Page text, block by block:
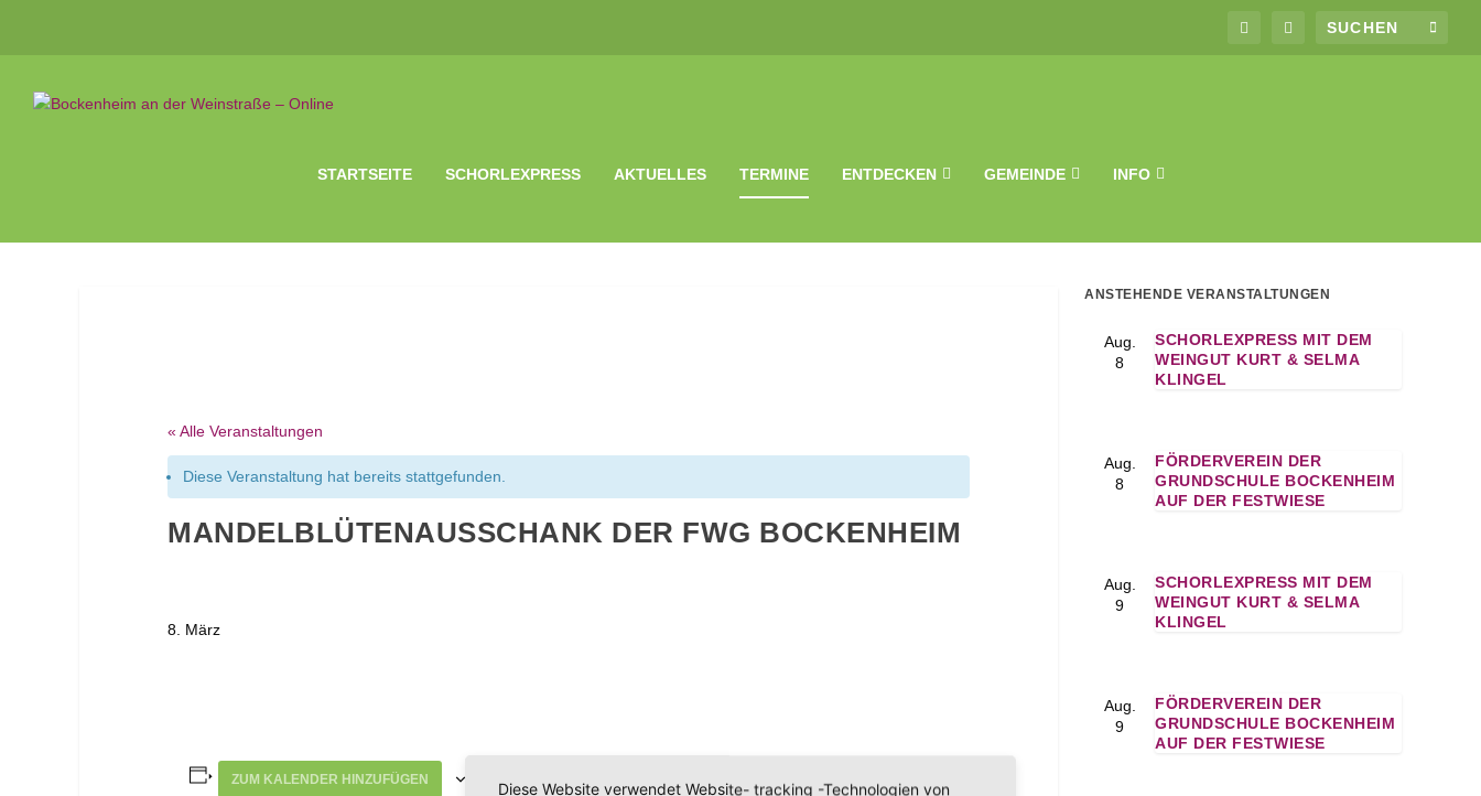
STARTSEITE SCHORLEXPRESS AKTUELLES TERMINE ENTDECKEN GEMEINDE INFO
« Alle Veranstaltungen
Diese Veranstaltung hat bereits stattgefunden.
MANDELBLÜTENAUSSCHANK DER FWG BOCKENHEIM
8. März
ZUM KALENDER HINZUFÜGEN
ANSTEHENDE VERANSTALTUNGEN
Aug.
8
SCHORLEXPRESS MIT DEM
WEINGUT KURT & SELMA
KLINGEL
Aug.
8
FÖRDERVEREIN DER
GRUNDSCHULE BOCKENHEIM
AUF DER FESTWIESE
Aug.
9
SCHORLEXPRESS MIT DEM
WEINGUT KURT & SELMA
KLINGEL
Aug.
9
FÖRDERVEREIN DER
GRUNDSCHULE BOCKENHEIM
AUF DER FESTWIESE
Diese Website verwendet Website- tracking -Technologien von